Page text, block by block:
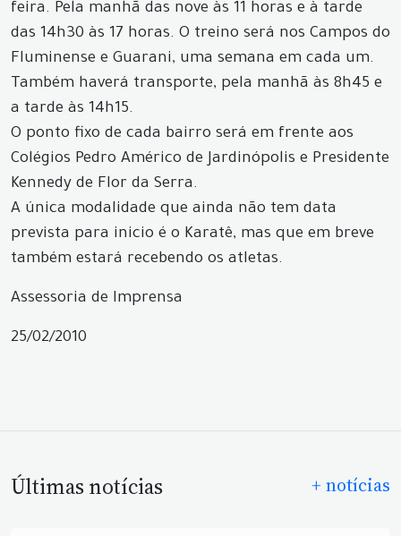
feira. Pela manhã das nove às 11 horas e à tarde
das 14h30 às 17 horas. O treino será nos Campos do
Fluminense e Guarani, uma semana em cada um.
Também haverá transporte, pela manhã às 8h45 e
a tarde às 14h15.
O ponto fixo de cada bairro será em frente aos
Colégios Pedro Américo de Jardinópolis e Presidente
Kennedy de Flor da Serra.
A única modalidade que ainda não tem data
prevista para inicio é o Karatê, mas que em breve
também estará recebendo os atletas.
Assessoria de Imprensa
25/02/2010
Últimas notícias + notícias